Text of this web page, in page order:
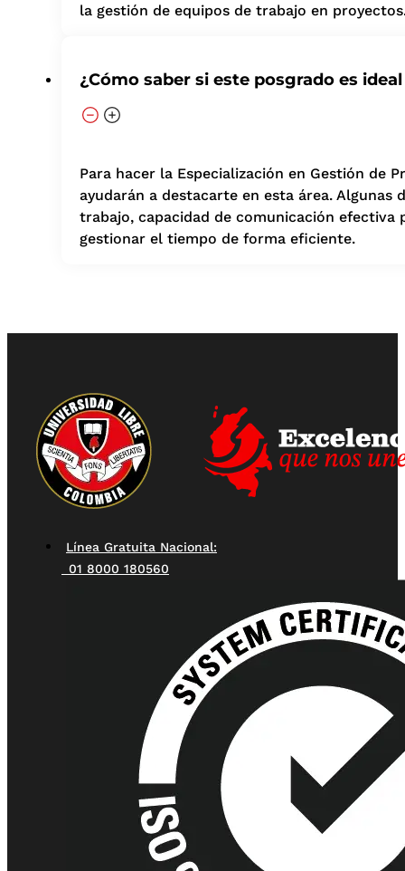
la gestión de equipos de trabajo en
¿Cómo saber si este posgrado es
Para hacer la Especialización en Gestión de
ayudarán a destacarte en esta área.
trabajo, capacidad de comunicación
gestionar el tiempo de forma eficiente.
Línea Gratuita Nacional:
01 8000 180560